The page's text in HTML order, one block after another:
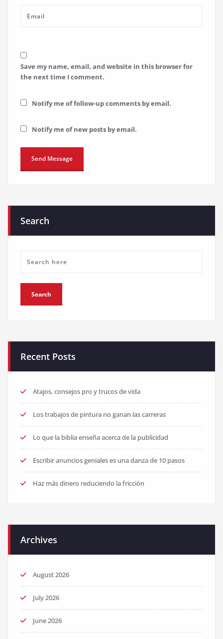
Save my name, email, and website in this browser for
the next time I comment.
Notify me of follow-up comments by email.
Notify me of new posts by email.
Search
Recent Posts
Atajos, consejos pro y trucos de vida
Los trabajos de pintura no ganan las carreras
Lo que la biblia enseña acerca de la publicidad
Escribir anuncios geniales es una danza de 10 pasos
Haz más dinero reduciendo la fricción
Archives
August 2026
July 2026
June 2026